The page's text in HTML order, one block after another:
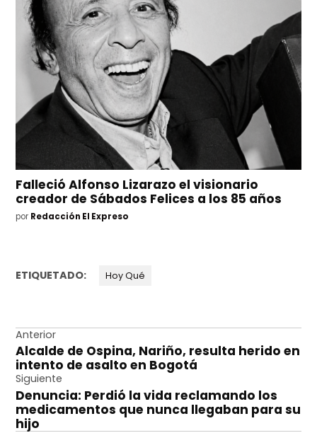
Falleció Alfonso Lizarazo el visionario
creador de Sábados Felices a los 85 años
por Redacción El Expreso
ETIQUETADO: Hoy Qué
Navegación
de
entradas
Anterior
Alcalde de Ospina, Nariño, resulta herido en
intento de asalto en Bogotá
Siguiente
Denuncia: Perdió la vida reclamando los
medicamentos que nunca llegaban para su
hijo